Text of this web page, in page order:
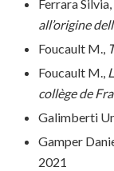
Ferrara Silvia,
all’origine
Foucault M.,
Foucault M.,
collège de
Galimberti
Gamper
2021